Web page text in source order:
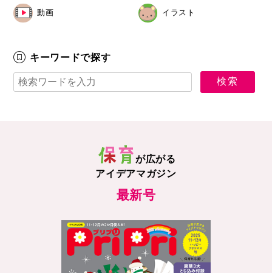
動画 イラスト
キーワードで探す
が広がる
アイデアマガジン
最新号